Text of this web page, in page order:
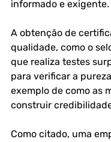
informado e exigente.
A obtenção de
qualidade, como o
que realiza testes
para verificar a
exemplo de como as
construir
Como citado, uma